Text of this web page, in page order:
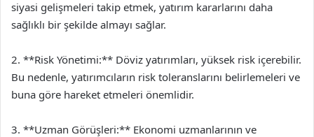
siyasi gelişmeleri takip etmek, yatırım kararlarını daha
sağlıklı bir şekilde almayı sağlar.
2. **Risk Yönetimi:** Döviz yatırımları, yüksek risk içerebilir.
Bu nedenle, yatırımcıların risk toleranslarını belirlemeleri ve
buna göre hareket etmeleri önemlidir.
3. **Uzman Görüşleri:** Ekonomi uzmanlarının ve